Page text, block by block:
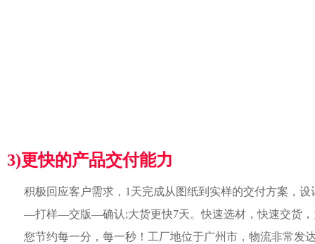
3)更快的产品交付能力
积极回应客户需求，1天完成从图纸到实样的交付方案，设
—打样—交版—确认;大货更快7天。快速选材，快速交货
您节约每一分，每一秒！工厂地位于广州市，物流非常发